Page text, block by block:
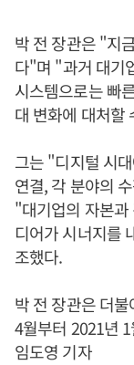
박 전 장관은 "지
다"며 "과거 대기
시스템으로는 빠
대 변화에 대처할
그는 "디지털 시
연결, 각 분야의
"대기업의 자본과
디어가 시너지를
조했다.
박 전 장관은 더
4월부터 2021년
임도영 기자